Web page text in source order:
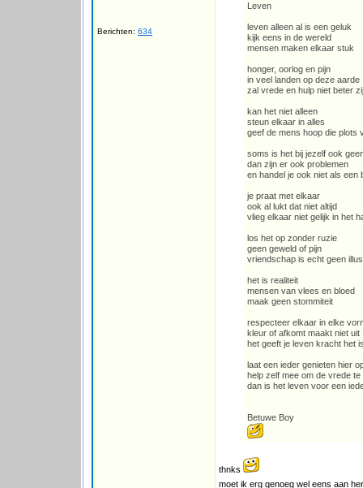
Berichten: 634
Leven
leven alleen al is een geluk
kijk eens in de wereld
mensen maken elkaar stuk
honger, oorlog en pijn
in veel landen op deze aarde
zal vrede en hulp niet beter
kan het niet alleen
steun elkaar in alles
geef de mens hoop die plots
soms is het bij jezelf ook
dan zijn er ook problemen
en handel je ook niet als een
je praat met elkaar
ook al lukt dat niet altijd
vlieg elkaar niet gelijk in het
los het op zonder ruzie
geen geweld of pijn
vriendschap is echt geen
het is realiteit
mensen van vlees en bloed
maak geen stommiteit
respecteer elkaar in elke
kleur of afkomt maakt niet uit
het geeft je leven kracht het
laat een ieder genieten hier
help zelf mee om de vrede te
dan is het leven voor een
Betuwe Boy
thnks
moet ik erg genoeg wel eens aan